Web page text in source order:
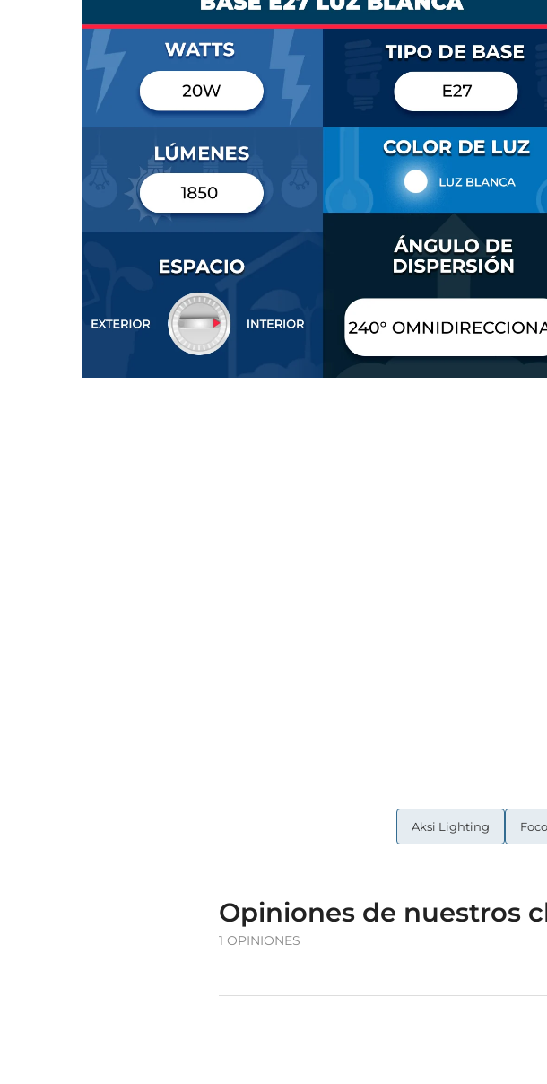
Aksi Lighting
Opiniones de nuestros
1 OPINIONES